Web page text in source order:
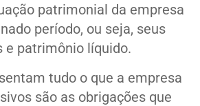
patrimonial da empresa
período, ou seja, seus
e patrimônio líquido.
tudo o que a empresa
são as obrigações que